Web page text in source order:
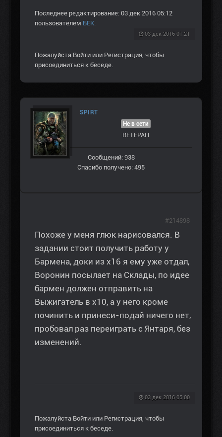
Последнее редактирование: 03 дек 2016 05:12
пользователем БЕК
03 дек 2016 01:21
Пожалуйста Войти или Регистрация , чтобы
присоединиться к беседе.
SPIRT
Не в сети
ВЕТЕРАН
Сообщений: 938
Спасибо получено: 495
Похоже у меня глюк нарисовался. В
задании стоит получить работу у
Бармена, доки из х16 я ему уже отдал,
Воронин посылает на Склады, по идее
бармен должен отправить на
Выжигатель в х10, а у него кроме
починить и принеси-подай ничего нет,
пробовал раз переиграть с Янтаря, без
изменений.
03 дек 2016 05:00
#214898
Пожалуйста Войти или Регистрация , чтобы
присоединиться к беседе.